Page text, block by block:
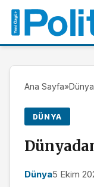
Ana Sayfa»Dünya
DÜNYA
Dünya5 Ekim